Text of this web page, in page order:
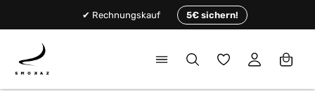
✔ Rechnungskauf 5€ sichern!
Du hast 0